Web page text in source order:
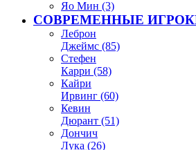
Яо Мин (3)
СОВРЕМЕННЫЕ
Леброн
Джеймс (85)
Стефен
Карри (58)
Кайри
Ирвинг (60)
Кевин
Дюрант (51)
Дончич
Лука (26)